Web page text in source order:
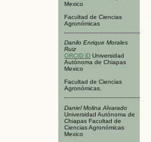
Mexico
Facultad de Ciencias
Agronómicas
Danilo Enrique Morales
Ruiz
ORCID iD Universidad
Autónoma de Chiapas
Mexico
Facultad de Ciencias
Agronómicas.
Daniel Molina Alvarado
Universidad Autónoma de
Chiapas Facultad de
Ciencias Agronómicas
Mexico